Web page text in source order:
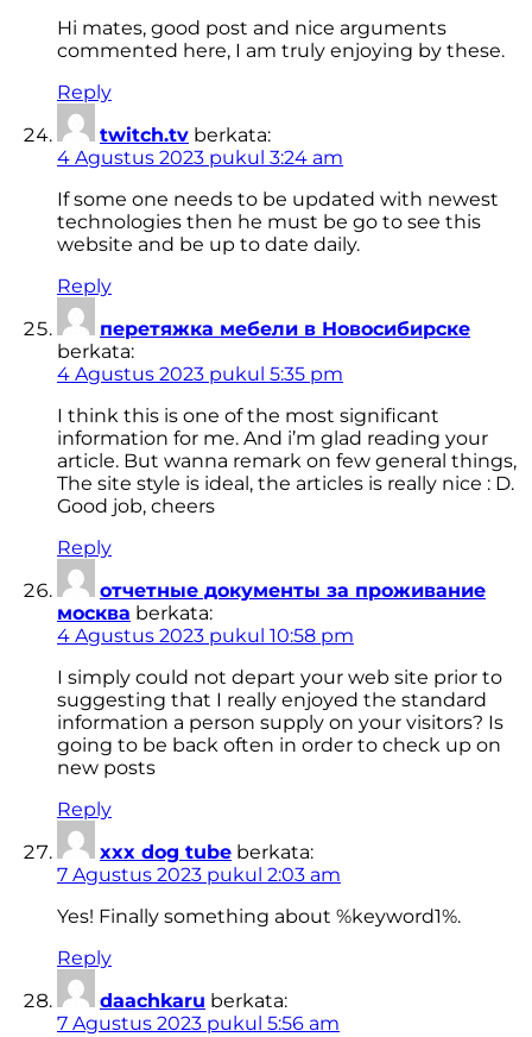
Hi mates, good post and nice arguments
commented here, I am truly enjoying by these.
Reply
twitch.tv berkata:
4 Agustus 2023 pukul 3:24 am
If some one needs to be updated with newest
technologies then he must be go to see this
website and be up to date daily.
Reply
перетяжка мебели в Новосибирске
berkata:
4 Agustus 2023 pukul 5:35 pm
I think this is one of the most significant
information for me. And i’m glad reading your
article. But wanna remark on few general things,
The site style is ideal, the articles is really nice : D.
Good job, cheers
Reply
отчетные документы за проживание
москва berkata:
4 Agustus 2023 pukul 10:58 pm
I simply could not depart your web site prior to
suggesting that I really enjoyed the standard
information a person supply on your visitors? Is
going to be back often in order to check up on
new posts
Reply
xxx dog tube berkata:
7 Agustus 2023 pukul 2:03 am
Yes! Finally something about %keyword1%.
Reply
daachkaru berkata:
7 Agustus 2023 pukul 5:56 am